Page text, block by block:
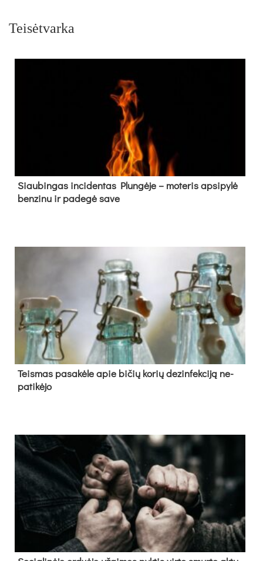
Teisėtvarka
Siau­bin­gas in­ci­den­tas Plun­gė­je – mo­te­ris ap­si­py­lė
ben­zi­nu ir pa­de­gė sa­ve
Teis­mas pa­sa­kė­le apie bi­čių ko­rių de­zin­fek­ci­ją ne­
pa­ti­kė­jo